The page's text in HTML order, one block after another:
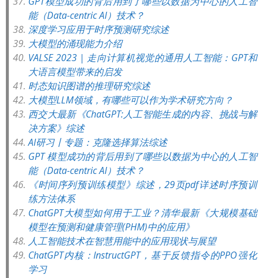
能（Data-centric AI）技术？
深度学习应用于时序预测研究综述
大模型的涌现能力介绍
VALSE 2023 | 走向计算机视觉的通用人工智能：GPT和
大语言模型带来的启发
时态知识图谱的推理研究综述
大模型LLM领域，有哪些可以作为学术研究方向？
西交大最新《ChatGPT:人工智能生成的内容、挑战与解
决方案》综述
AI研习丨专题：克隆选择算法综述
GPT 模型成功的背后用到了哪些以数据为中心的人工智
能（Data-centric AI）技术？
《时间序列预训练模型》综述，29页pdf详述时序预训
练方法体系
ChatGPT大模型如何用于工业？清华最新《大规模基础
模型在预测和健康管理(PHM)中的应用》
人工智能技术在智慧用能中的应用现状与展望
ChatGPT内核：InstructGPT，基于反馈指令的PPO强化
学习